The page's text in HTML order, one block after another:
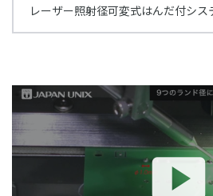
レーザー照射径可変式はんだ付シス